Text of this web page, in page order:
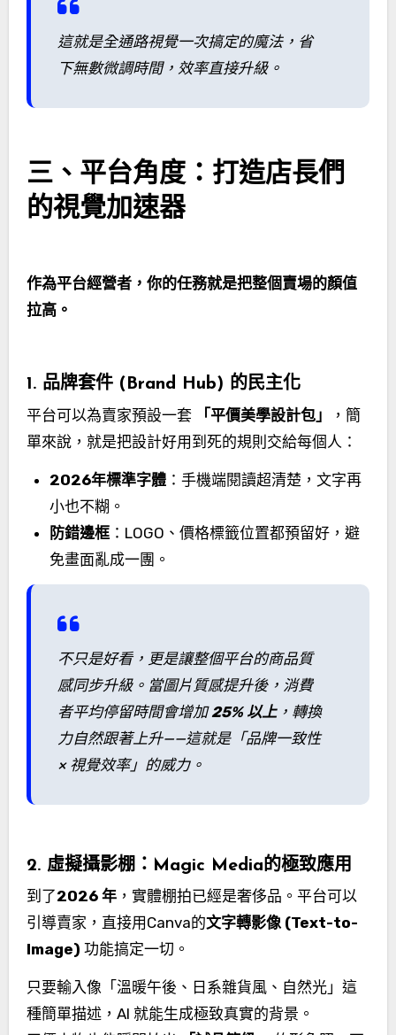
這就是全通路視覺一次搞定的魔法，省
下無數微調時間，效率直接升級。
三、平台角度：打造店長們
的視覺加速器
作為平台經營者，你的任務就是把整個賣場的顏值
拉高。
1. 品牌套件 (Brand Hub) 的民主化
平台可以為賣家預設一套
「平價美學設計包」
，簡
單來說，就是把設計好用到死的規則交給每個人：
2026年標準字體：手機端閱讀超清楚，文字再
小也不糊。
防錯邊框：LOGO、價格標籤位置都預留好，避
免畫面亂成一團。
不只是好看，更是讓整個平台的商品質
感同步升級。當圖片質感提升後，消費
者平均停留時間會增加25% 以上，轉換
力自然跟著上升——這就是「品牌一致性
× 視覺效率」的威力。
2. 虛擬攝影棚：Magic Media的極致應用
到了2026 年，實體棚拍已經是奢侈品。平台可以
引導賣家，直接用Canva的文字轉影像 (Text-to-
Image) 功能搞定一切。
只要輸入像「溫暖午後、日系雜貨風、自然光」這
種簡單描述，AI 就能生成極致真實的背景。